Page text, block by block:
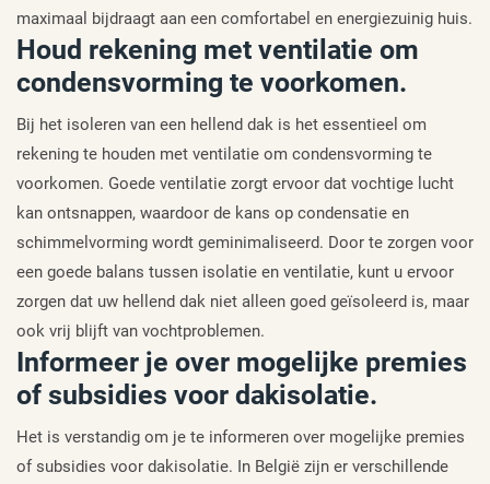
maximaal bijdraagt aan een comfortabel en energiezuinig huis.
Houd rekening met ventilatie om
condensvorming te voorkomen.
Bij het isoleren van een hellend dak is het essentieel om
rekening te houden met ventilatie om condensvorming te
voorkomen. Goede ventilatie zorgt ervoor dat vochtige lucht
kan ontsnappen, waardoor de kans op condensatie en
schimmelvorming wordt geminimaliseerd. Door te zorgen voor
een goede balans tussen isolatie en ventilatie, kunt u ervoor
zorgen dat uw hellend dak niet alleen goed geïsoleerd is, maar
ook vrij blijft van vochtproblemen.
Informeer je over mogelijke premies
of subsidies voor dakisolatie.
Het is verstandig om je te informeren over mogelijke premies
of subsidies voor dakisolatie. In België zijn er verschillende